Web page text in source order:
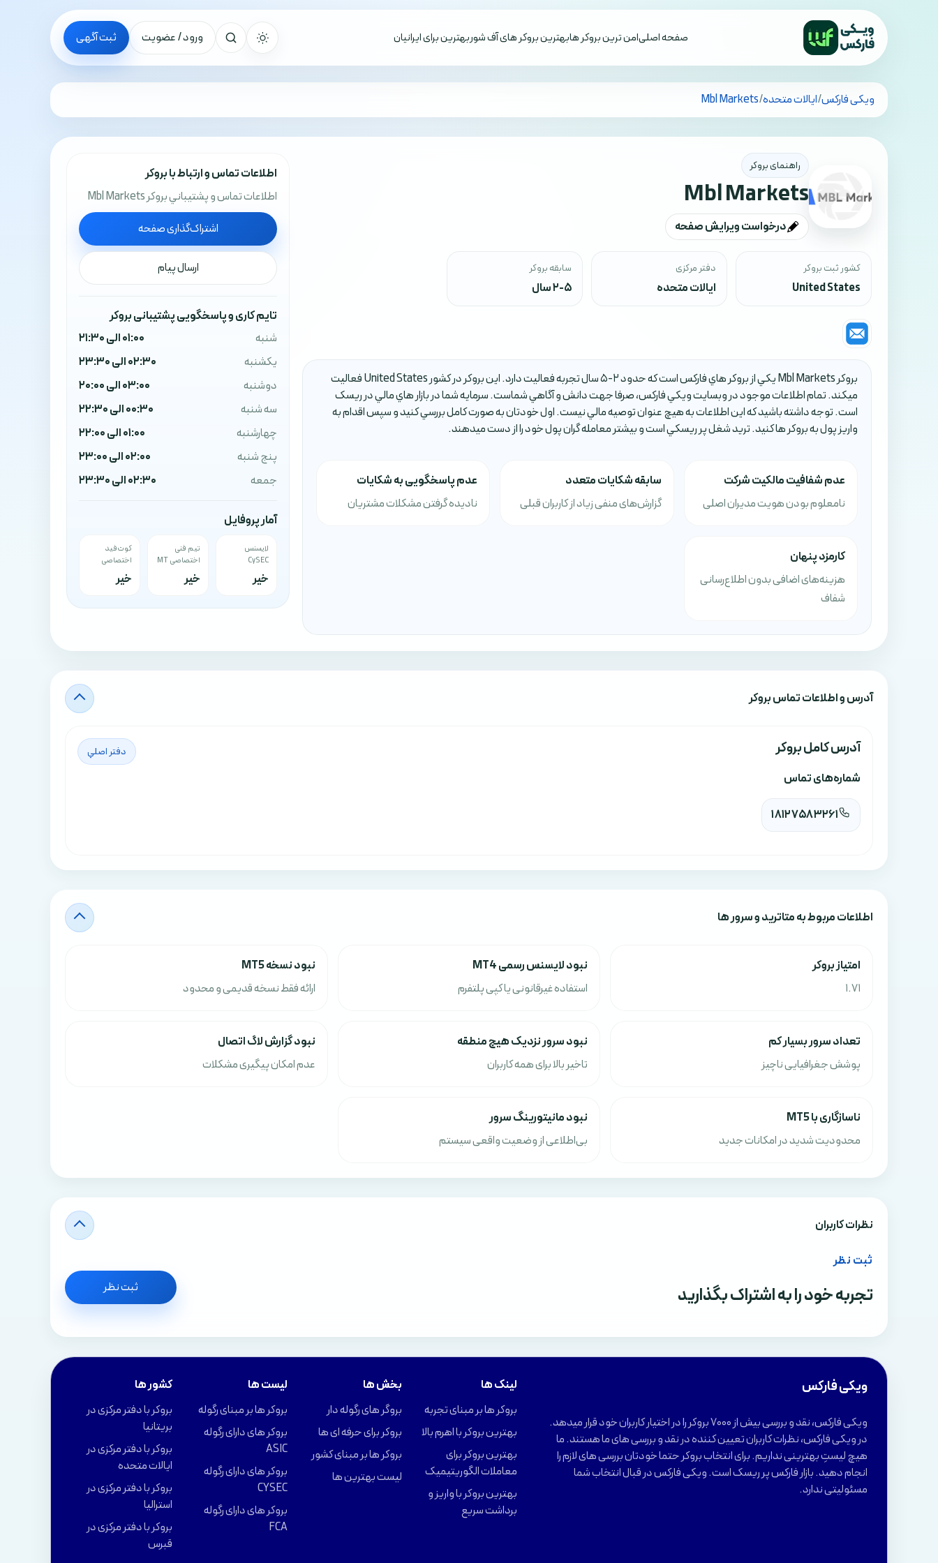
صفحه اصلیامن ترین بروکر هابهترین بروکر های آف شوربهترین برای ایرانیان ورود / عضویت ثبت آگهی
تمام کشورهاویکی فارکس/ایالات متحده/
Mbl Markets
راهنمای بروکر
Mbl Markets
درخواست ویرایش صفحه
کشور ثبت بروکر
United States
دفتر مرکزی
ایالات متحده
سابقه بروکر
2-5 سال
بروکر Mbl Markets يکي از بروکر هاي فارکس است که حدود 2-5 سال تجربه فعاليت دارد. اين بروکر در کشور United States فعاليت
ميکند. تمام اطلاعات موجود در وبسايت ويکي فارکس، صرفا جهت دانش و آگاهي شماست. سرمايه شما در بازار هاي مالي در ريسک
است. توجه داشته باشيد که اين اطلاعات به هيچ عنوان توصيه مالي نيست. اول خودتان به صورت کامل بررسي کنيد و سپس اقدام به
واريز پول به بروکر ها کنيد. تريد شغل پر ريسکي است و بيشتر معامله گران پول خود را از دست ميدهند.
عدم شفافیت مالکیت شرکت
نامعلوم بودن هویت مدیران اصلی
سابقه شکایات متعدد
گزارش‌های منفی زیاد از کاربران قبلی
عدم پاسخگویی به شکایات
نادیده گرفتن مشکلات مشتریان
کارمزد پنهان
هزینه‌های اضافی بدون اطلاع‌رسانی
شفاف
اطلاعات تماس و ارتباط با بروکر
اطلاعات تماس و پشتيباني بروکر Mbl Markets
اشتراک‌گذاری صفحه
ارسال پیام
تایم کاری و پاسخگویی پشتیبانی بروکر
شنبه
01:00 الی 21:30
یکشنبه
02:30 الی 23:30
دوشنبه
03:00 الی 20:00
سه شنبه
00:30 الی 22:30
چهارشنبه
01:00 الی 22:00
پنج شنبه
02:00 الی 23:00
جمعه
02:30 الی 23:30
آمار پروفایل
لایسنس
CySEC
خیر
تیم فنی
اختصاصی MT
خیر
کوت‌فید
اختصاصی
خیر
آدرس‌ و اطلاعات تماس بروکر
آدرس کامل بروکر دفتر اصلي
شماره‌های تماس
18127583261
اطلاعات مربوط به متاترید و سرور ها
امتياز بروکر
1.71
نبود لایسنس رسمی MT4
استفاده غیرقانونی یا کپی پلتفرم
نبود نسخه MT5
ارائه فقط نسخه قدیمی و محدود
تعداد سرور بسیار کم
پوشش جغرافیایی ناچیز
نبود سرور نزدیک هیچ منطقه
تاخیر بالا برای همه کاربران
نبود گزارش لاگ اتصال
عدم امکان پیگیری مشکلات
ناسازگاری با MT5
محدودیت شدید در امکانات جدید
نبود مانیتورینگ سرور
بی‌اطلاعی از وضعیت واقعی سیستم
نظرات کاربران
ثبت نظر
تجربه خود را به اشتراک بگذارید ثبت نظر
ویکی فارکس
ویکی فارکس، نقد و بررسی بیش از 7000 بروکر را در اختیار کاربران خود قرار میدهد.
در ویکی فارکس، نظرات کاربران تعیین کننده در نقد و بررسی های ما هستند. ما
هیچ لیستِ بهترینی نداریم. برای انتخاب بروکر حتما خودتان بررسی های لازم را
انجام دهید. بازار فارکس پر ریسک است. ویکی فارکس در قبال انتخاب شما
مسئولیتی ندارد.
لینک ها
بروکر ها بر مبنای تجربه
بهترین بروکر با اهرم بالا
بهترین بروکر برای
معاملات الگوریتیمیک
بهترین بروکر با واریز و
برداشت سریع
بخش ها
بروگر های رگوله دار
بروکر برای حرفه ای ها
بروکر ها بر مبنای کشور
لیست بهترین ها
لیست ها
بروکر ها بر مبنای رگوله
بروکر های دارای رگوله
ASIC
بروکر های دارای رگوله
CYSEC
بروکر های دارای رگوله
FCA
کشور ها
بروکر با دفتر مرکزی در
بریتانیا
بروکر با دفتر مرکزی در
ایالات متحده
بروکر با دفتر مرکزی در
استرالیا
بروکر با دفتر مرکزی در
قبرس